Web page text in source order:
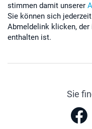
stimmen damit unserer
Sie können sich
Abmeldelink klicken,
enthalten ist.
Sie